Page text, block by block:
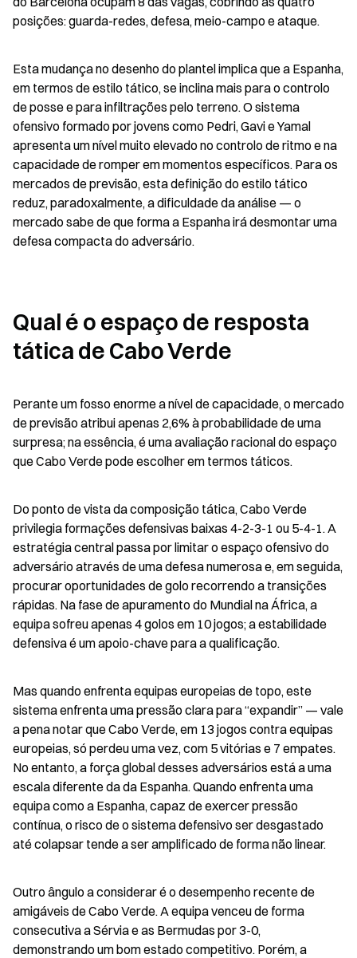
posições: guarda-redes, defesa, meio-campo e ataque.
Esta mudança no desenho do plantel implica que a Espanha,
em termos de estilo tático, se inclina mais para o controlo
de posse e para infiltrações pelo terreno. O sistema
ofensivo formado por jovens como Pedri, Gavi e Yamal
apresenta um nível muito elevado no controlo de ritmo e na
capacidade de romper em momentos específicos. Para os
mercados de previsão, esta definição do estilo tático
reduz, paradoxalmente, a dificuldade da análise — o
mercado sabe de que forma a Espanha irá desmontar uma
defesa compacta do adversário.
Qual é o espaço de resposta
tática de Cabo Verde
Perante um fosso enorme a nível de capacidade, o mercado
de previsão atribui apenas 2,6% à probabilidade de uma
surpresa; na essência, é uma avaliação racional do espaço
que Cabo Verde pode escolher em termos táticos.
Do ponto de vista da composição tática, Cabo Verde
privilegia formações defensivas baixas 4-2-3-1 ou 5-4-1. A
estratégia central passa por limitar o espaço ofensivo do
adversário através de uma defesa numerosa e, em seguida,
procurar oportunidades de golo recorrendo a transições
rápidas. Na fase de apuramento do Mundial na África, a
equipa sofreu apenas 4 golos em 10 jogos; a estabilidade
defensiva é um apoio-chave para a qualificação.
Mas quando enfrenta equipas europeias de topo, este
sistema enfrenta uma pressão clara para “expandir” — vale
a pena notar que Cabo Verde, em 13 jogos contra equipas
europeias, só perdeu uma vez, com 5 vitórias e 7 empates.
No entanto, a força global desses adversários está a uma
escala diferente da da Espanha. Quando enfrenta uma
equipa como a Espanha, capaz de exercer pressão
contínua, o risco de o sistema defensivo ser desgastado
até colapsar tende a ser amplificado de forma não linear.
Outro ângulo a considerar é o desempenho recente de
amigáveis de Cabo Verde. A equipa venceu de forma
consecutiva a Sérvia e as Bermudas por 3-0,
demonstrando um bom estado competitivo. Porém, a